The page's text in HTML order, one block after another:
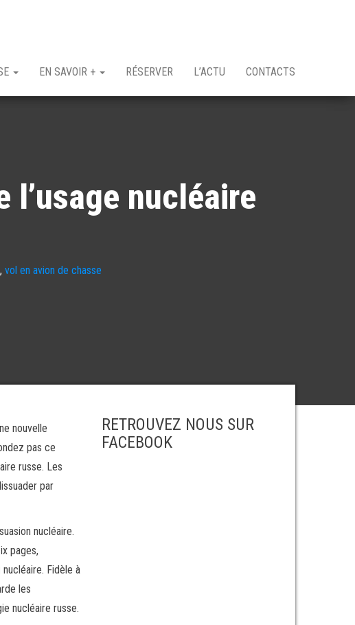
EN SAVOIR + RÉSERVER L’ACTU CONTACTS
l’usage nucléaire
, vol en avion de chasse
nouvelle
pas ce
russe. Les
par
nucléaire.
pages,
Fidèle à
les
nucléaire russe.
RETROUVEZ NOUS SUR
FACEBOOK